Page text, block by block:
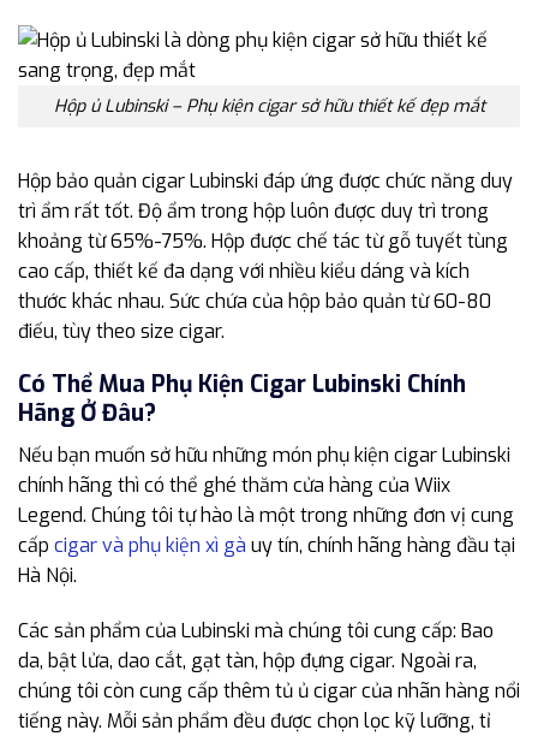
Hộp ủ Lubinski – Phụ kiện cigar sở hữu thiết kế đẹp mắt
Hộp bảo quản cigar Lubinski đáp ứng được chức năng duy
trì ẩm rất tốt. Độ ẩm trong hộp luôn được duy trì trong
khoảng từ 65%-75%. Hộp được chế tác từ gỗ tuyết tùng
cao cấp, thiết kế đa dạng với nhiều kiểu dáng và kích
thước khác nhau. Sức chứa của hộp bảo quản từ 60-80
điếu, tùy theo size cigar.
Có Thể Mua Phụ Kiện Cigar Lubinski Chính
Hãng Ở Đâu?
Nếu bạn muốn sở hữu những món phụ kiện cigar Lubinski
chính hãng thì có thể ghé thăm cửa hàng của Wiix
Legend. Chúng tôi tự hào là một trong những đơn vị cung
cấp cigar và phụ kiện xì gà uy tín, chính hãng hàng đầu tại
Hà Nội.
Các sản phẩm của Lubinski mà chúng tôi cung cấp: Bao
da, bật lửa, dao cắt, gạt tàn, hộp đựng cigar. Ngoài ra,
chúng tôi còn cung cấp thêm tủ ủ cigar của nhãn hàng nổi
tiếng này. Mỗi sản phẩm đều được chọn lọc kỹ lưỡng, tỉ